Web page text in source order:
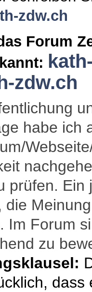
zdw.ch
Forum
zdw.ch
habe ich
prüfen.
die
Im Forum
zu